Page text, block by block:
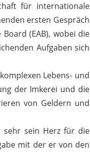
für internationale
ersten Gespräch
(EAB), wobei die
Aufgaben sich
Lebens- und
der Imkerei und die
von Geldern und
sehr sein Herz für die
mit der er von den